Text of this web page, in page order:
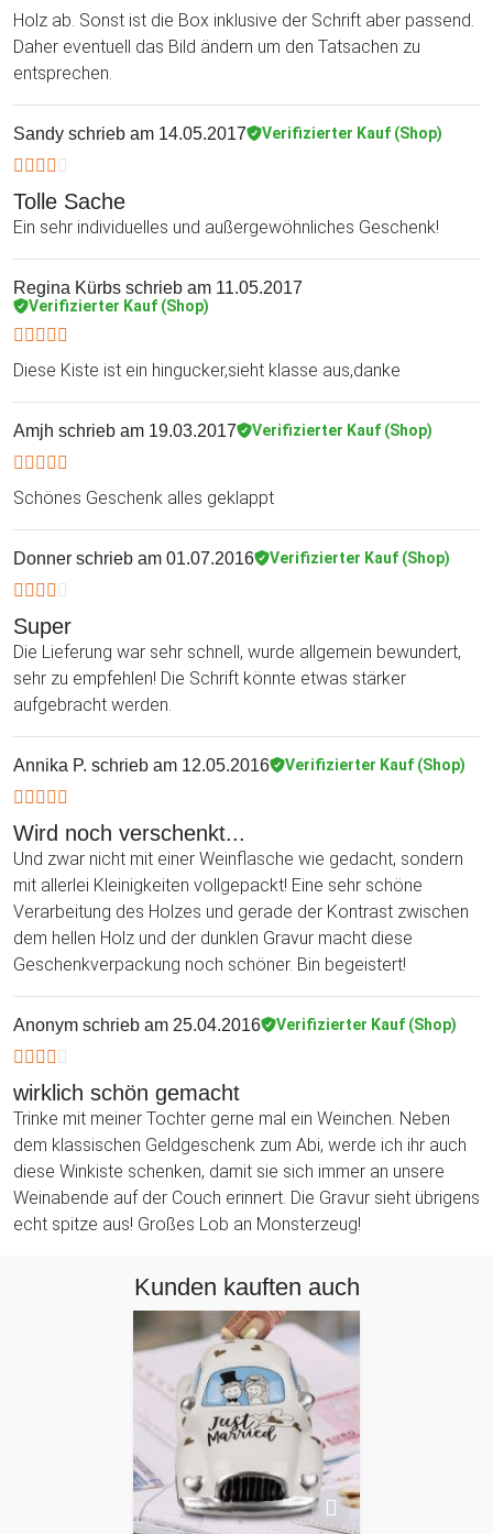
Holz ab. Sonst ist die Box inklusive der Schrift aber passend.
Daher eventuell das Bild ändern um den Tatsachen zu
entsprechen.
Sandy schrieb am 14.05.2017 Verifizierter Kauf (Shop)
Tolle Sache
Ein sehr individuelles und außergewöhnliches Geschenk!
Regina Kürbs schrieb am 11.05.2017
Verifizierter Kauf (Shop)
Diese Kiste ist ein hingucker,sieht klasse aus,danke
Amjh schrieb am 19.03.2017 Verifizierter Kauf (Shop)
Schönes Geschenk alles geklappt
Donner schrieb am 01.07.2016 Verifizierter Kauf (Shop)
Super
Die Lieferung war sehr schnell, wurde allgemein bewundert,
sehr zu empfehlen! Die Schrift könnte etwas stärker
aufgebracht werden.
Annika P. schrieb am 12.05.2016 Verifizierter Kauf (Shop)
Wird noch verschenkt...
Und zwar nicht mit einer Weinflasche wie gedacht, sondern
mit allerlei Kleinigkeiten vollgepackt! Eine sehr schöne
Verarbeitung des Holzes und gerade der Kontrast zwischen
dem hellen Holz und der dunklen Gravur macht diese
Geschenkverpackung noch schöner. Bin begeistert!
Anonym schrieb am 25.04.2016 Verifizierter Kauf (Shop)
wirklich schön gemacht
Trinke mit meiner Tochter gerne mal ein Weinchen. Neben
dem klassischen Geldgeschenk zum Abi, werde ich ihr auch
diese Winkiste schenken, damit sie sich immer an unsere
Weinabende auf der Couch erinnert. Die Gravur sieht übrigens
echt spitze aus! Großes Lob an Monsterzeug!
Kunden kauften auch